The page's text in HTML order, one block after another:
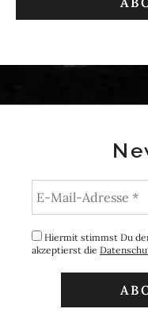
Hiermit stimmst Du
akzeptierst die